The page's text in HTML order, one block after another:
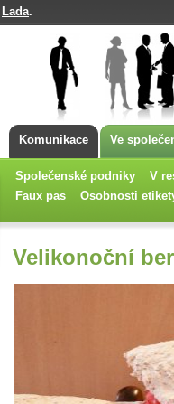
Lada.
Komunikace Ve
Společenské podniky
V
Faux pas
Osobnosti
Velikonoční